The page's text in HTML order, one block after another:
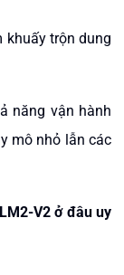
khuấy trộn dung
năng vận hành
mô nhỏ lẫn các
V2 ở đâu uy